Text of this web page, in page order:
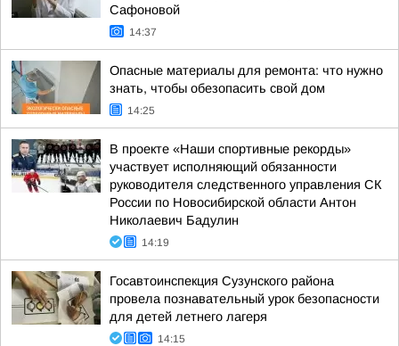
Сафоновой
14:37
Опасные материалы для ремонта: что нужно
знать, чтобы обезопасить свой дом
14:25
В проекте «Наши спортивные рекорды»
участвует исполняющий обязанности
руководителя следственного управления СК
России по Новосибирской области Антон
Николаевич Бадулин
14:19
Госавтоинспекция Сузунского района
провела познавательный урок безопасности
для детей летнего лагеря
14:15